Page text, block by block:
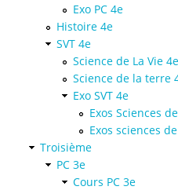
Exo PC 4e
Histoire 4e
SVT 4e
Science de La Vie 4e
Science de la terre
Exo SVT 4e
Exos Sciences
Exos sciences
Troisième
PC 3e
Cours PC 3e